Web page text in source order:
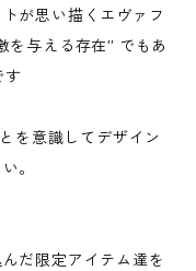
が思い描くエヴァフ
を与える存在” でもあ
す
を意識してデザイン
。
だ限定アイテム達を